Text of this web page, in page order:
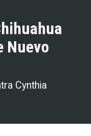
Nuevo
Cynthia